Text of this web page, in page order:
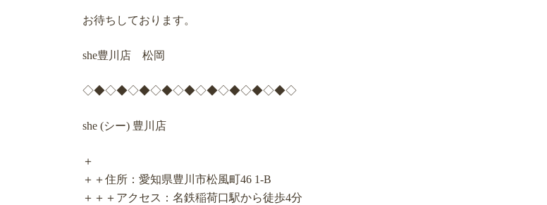
お待ちしております。
she豊川店 松岡
◇◆◇◆◇◆◇◆◇◆◇◆◇◆◇◆◇◆◇
she (シー) 豊川店
＋
＋＋住所：愛知県豊川市松風町46 1-B
＋＋＋アクセス：名鉄稲荷口駅から徒歩4分